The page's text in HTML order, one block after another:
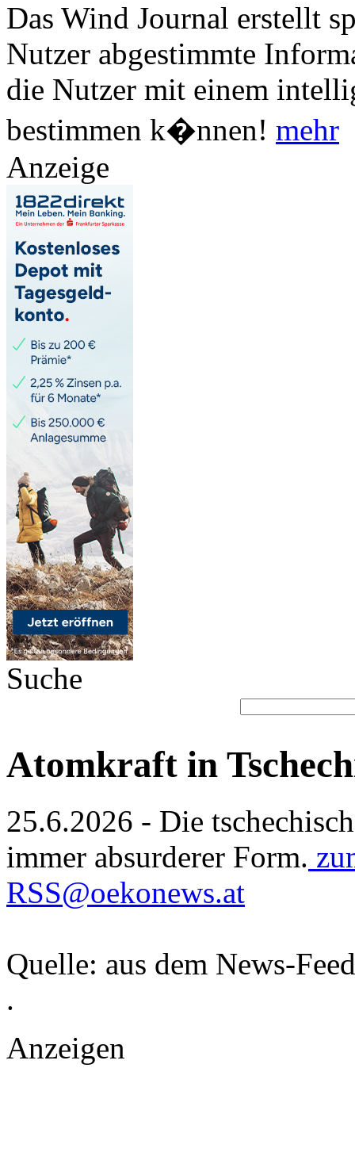
Das Wind Journal erstellt
Nutzer abgestimmte
die Nutzer mit einem
bestimmen k�nnen! mehr
Anzeige
Suche
Atomkraft in
25.6.2026 - Die
immer absurderer Form.
RSS@oekonews.at
Quelle: aus dem News-
.
Anzeigen